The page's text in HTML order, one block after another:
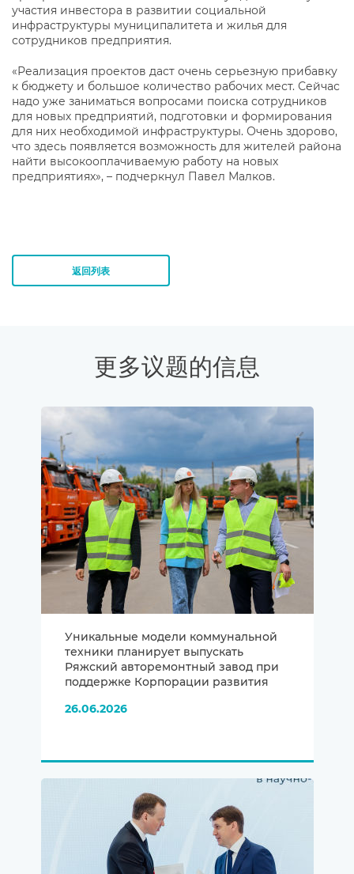
участия инвестора в развитии социальной
инфраструктуры муниципалитета и жилья для
сотрудников предприятия.
«Реализация проектов даст очень серьезную прибавку
к бюджету и большое количество рабочих мест. Сейчас
надо уже заниматься вопросами поиска сотрудников
для новых предприятий, подготовки и формирования
для них необходимой инфраструктуры. Очень здорово,
что здесь появляется возможность для жителей района
найти высокооплачиваемую работу на новых
предприятиях», – подчеркнул Павел Малков.
返回列表
更多议题的信息
Уникальные модели коммунальной
техники планирует выпускать
Ряжский авторемонтный завод при
поддержке Корпорации развития
26.06.2026